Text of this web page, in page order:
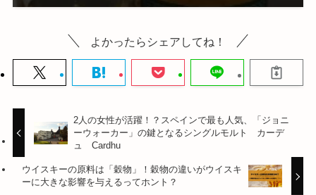
よかったらシェアしてね！
2人の女性が活躍！？スペインで最も人気、「ジョニ
ーウォーカー」の鍵となるシングルモルト カーデ
ュ Cardhu
ウイスキーの原料は「穀物」！穀物の違いがウイスキ
ーに大きな影響を与えるってホント？